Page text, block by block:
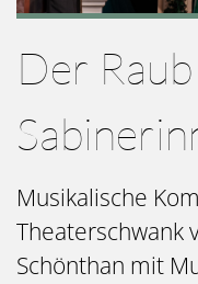
Der
Musikalische
Theaterschwank
Schönthan mit